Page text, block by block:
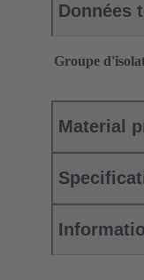
Données
Groupe
Material